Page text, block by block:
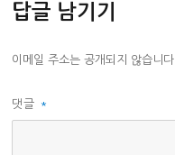
답글 남기기
이메일 주소는 공개되지 않습니다.
댓글 *